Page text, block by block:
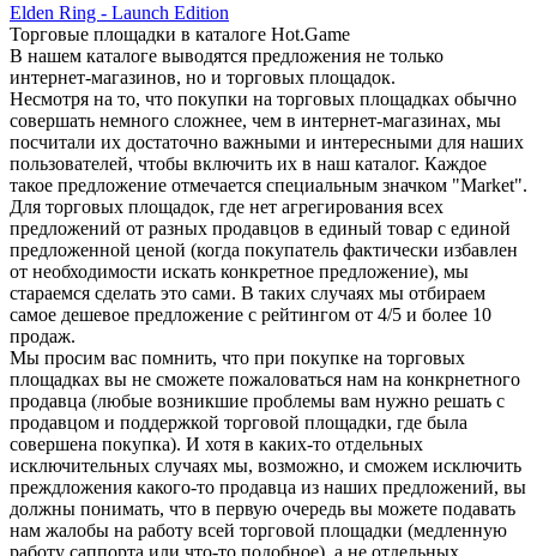
Elden Ring - Launch Edition
Торговые площадки в каталоге Hot.Game
В нашем каталоге выводятся предложения не только
интернет-магазинов, но и торговых площадок.
Несмотря на то, что покупки на торговых площадках обычно
совершать немного сложнее, чем в интернет-магазинах, мы
посчитали их достаточно важными и интересными для наших
пользователей, чтобы включить их в наш каталог. Каждое
такое предложение отмечается специальным значком "Market".
Для торговых площадок, где нет агрегирования всех
предложений от разных продавцов в единый товар с единой
предложенной ценой (когда покупатель фактически избавлен
от необходимости искать конкретное предложение), мы
стараемся сделать это сами. В таких случаях мы отбираем
самое дешевое предложение с рейтингом от 4/5 и более 10
продаж.
Мы просим вас помнить, что при покупке на торговых
площадках вы не сможете пожаловаться нам на конкрнетного
продавца (любые возникшие проблемы вам нужно решать с
продавцом и поддержкой торговой площадки, где была
совершена покупка). И хотя в каких-то отдельных
исключительных случаях мы, возможно, и сможем исключить
преждложения какого-то продавца из наших предложений, вы
должны понимать, что в первую очередь вы можете подавать
нам жалобы на работу всей торговой площадки (медленную
работу саппорта или что-то подобное), а не отдельных